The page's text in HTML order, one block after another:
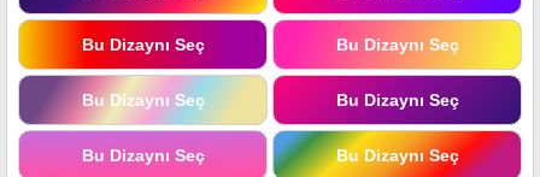
Bu Dizaynı Seç Bu Dizaynı Seç
Bu Dizaynı Seç Bu Dizaynı Seç
Bu Dizaynı Seç Bu Dizaynı Seç